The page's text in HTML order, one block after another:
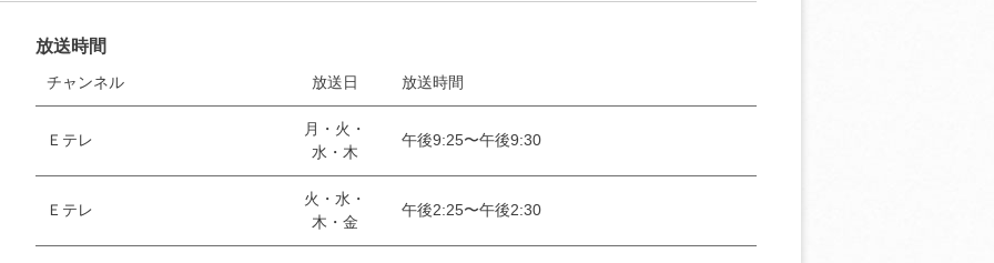
放送時間
チャンネル 放送日 放送時間
Ｅテレ
月・火・
水・木
午後9:25〜午後9:30
Ｅテレ
火・水・
木・金
午後2:25〜午後2:30